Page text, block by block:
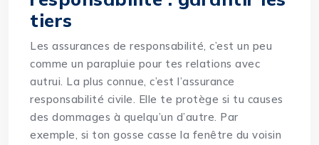
tiers
Les assurances de responsabilité, c’est un peu
comme un parapluie pour tes relations avec
autrui. La plus connue, c’est l’assurance
responsabilité civile. Elle te protège si tu causes
des dommages à quelqu’un d’autre. Par
exemple, si ton gosse casse la fenêtre du voisin